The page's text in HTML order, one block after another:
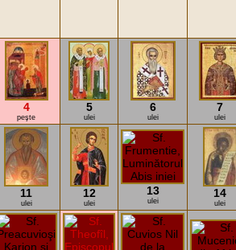
4
peşte
5
ulei
6
ulei
7
ulei
11
ulei
12
ulei
13
ulei
14
ulei